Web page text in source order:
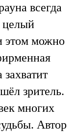
всегда
целый
этом можно
зритель.
многих
Автор